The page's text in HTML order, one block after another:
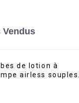
Vendus
de lotion à
airless souples